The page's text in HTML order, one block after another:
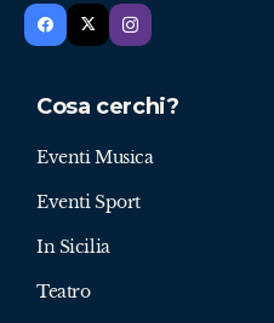
Cosa cerchi?
Eventi Musica
Eventi Sport
In Sicilia
Teatro